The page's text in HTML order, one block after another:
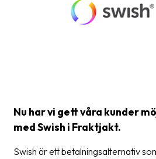
Skrivarinställningar
Nu har vi gett våra kunder
med Swish i Fraktjakt.
Swish är ett betalningsalternativ